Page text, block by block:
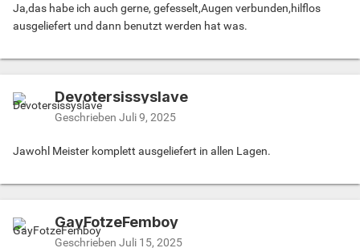
Ja,das habe ich auch gerne, gefesselt,Augen verbunden,hilflos
ausgeliefert und dann benutzt werden hat was.
Devotersissyslave
Geschrieben Juli 9, 2025
Jawohl Meister komplett ausgeliefert in allen Lagen.
GayFotzeFemboy
Geschrieben Juli 15, 2025